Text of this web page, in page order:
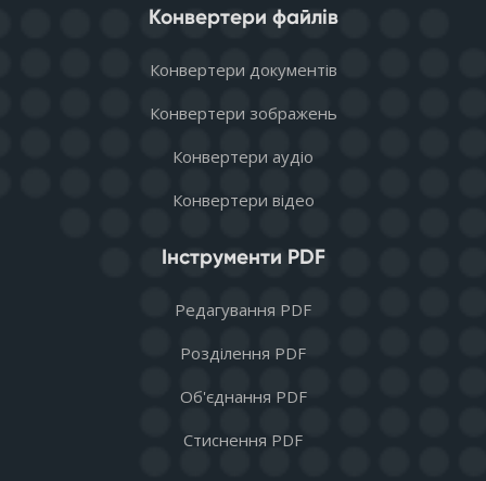
Конвертери файлів
Конвертери документів
Конвертери зображень
Конвертери аудіо
Конвертери відео
Інструменти PDF
Редагування PDF
Розділення PDF
Об'єднання PDF
Стиснення PDF